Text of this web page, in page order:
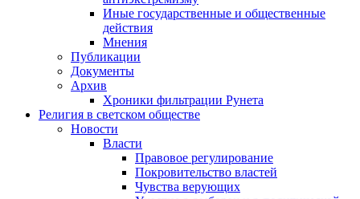
Иные государственные и общественные
действия
Мнения
Публикации
Документы
Архив
Хроники фильтрации Рунета
Религия в светском обществе
Новости
Власти
Правовое регулирование
Покровительство властей
Чувства верующих